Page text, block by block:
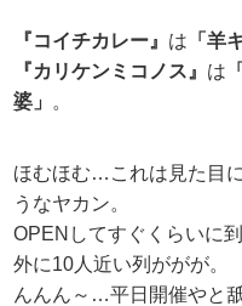
『コイチカレー』 は 「羊
『カリケンミコノス』 は
婆」
。
ほむほむ…これは見た目
うなヤカン。
OPENしてすぐくらいに
外に10人近い列ががが。
んんん～…平日開催やと